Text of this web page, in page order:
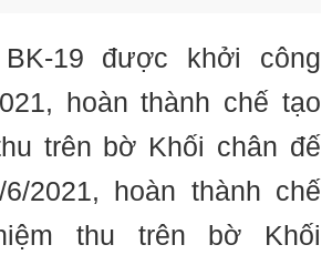
19 được khởi công
hoàn thành chế tạo
trên bờ Khối chân đế
2021, hoàn thành chế
thu trên bờ Khối